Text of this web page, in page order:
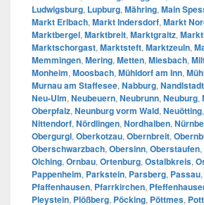
Ludwigsburg, Lupburg, Mähring, Main
Markt Erlbach, Markt Indersdorf, Markt
Marktbergel, Marktbreit, Marktgraitz,
Marktschorgast, Marktsteft, Marktzeuln,
Memmingen, Mering, Metten, Miesbach,
Monheim, Moosbach, Mühldorf am Inn,
Murnau am Staffesee, Nabburg, Nandlstadt
Neu-Ulm, Neubeuern, Neubrunn, Neuburg,
Oberpfalz, Neunburg vorm Wald, Neuötting,
Nittendorf, Nördlingen, Nordhalben,
Obergurgl, Oberkotzau, Obernbreit,
Oberschwarzbach, Obersinn, Oberstaufen,
Olching, Ornbau, Ortenburg, Ostalbkreis,
Pappenheim, Parkstein, Parsberg, Passau,
Pfaffenhausen, Pfarrkirchen,
Pleystein, Plößberg, Pöcking, Pöttmes,